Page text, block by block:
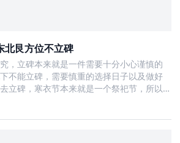
北艮方位不立碑
，立碑本来就是一件需要十分小心谨慎的
不能立碑，需要慎重的选择日子以及做好
立碑，寒衣节本来就是一个祭祀节，所以